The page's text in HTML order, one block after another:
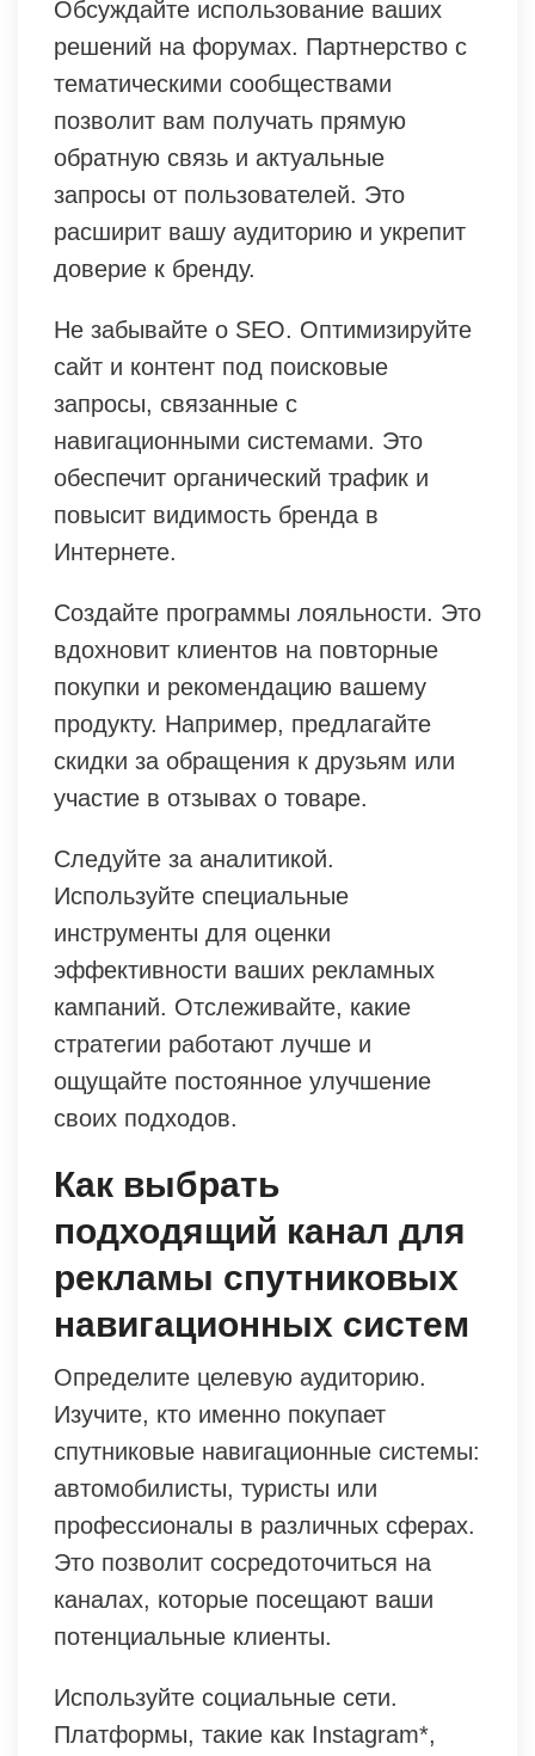
Обсуждайте использование ваших
решений на форумах. Партнерство с
тематическими сообществами
позволит вам получать прямую
обратную связь и актуальные
запросы от пользователей. Это
расширит вашу аудиторию и укрепит
доверие к бренду.
Не забывайте о SEO. Оптимизируйте
сайт и контент под поисковые
запросы, связанные с
навигационными системами. Это
обеспечит органический трафик и
повысит видимость бренда в
Интернете.
Создайте программы лояльности. Это
вдохновит клиентов на повторные
покупки и рекомендацию вашему
продукту. Например, предлагайте
скидки за обращения к друзьям или
участие в отзывах о товаре.
Следуйте за аналитикой.
Используйте специальные
инструменты для оценки
эффективности ваших рекламных
кампаний. Отслеживайте, какие
стратегии работают лучше и
ощущайте постоянное улучшение
своих подходов.
Как выбрать
подходящий канал для
рекламы спутниковых
навигационных систем
Определите целевую аудиторию.
Изучите, кто именно покупает
спутниковые навигационные системы:
автомобилисты, туристы или
профессионалы в различных сферах.
Это позволит сосредоточиться на
каналах, которые посещают ваши
потенциальные клиенты.
Используйте социальные сети.
Платформы, такие как Instagram*,